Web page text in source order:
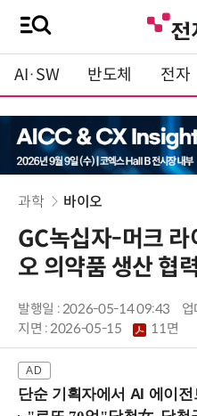
AI·SW 반도체 전자
과학 바이오
GC녹십자-머크 라
오 의약품 생산 협
발행일 : 2026-05-14 09:43
지면 :2026-05-15 11면
단순 기획자에서 AI 에이전트의 세계관을